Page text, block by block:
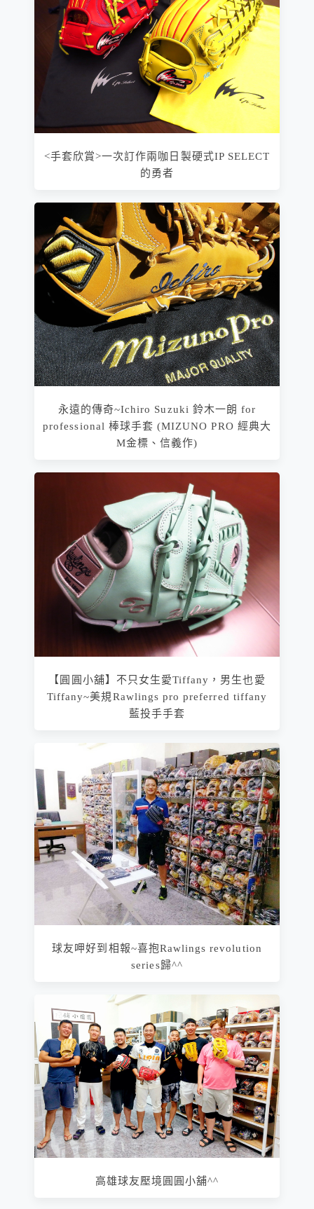
<手套欣賞>一次訂作兩咖日製硬式IP SELECT
的勇者
永遠的傳奇~Ichiro Suzuki 鈴木一朗 for
professional 棒球手套 (MIZUNO PRO 經典大
M金標、信義作)
【圓圓小舖】不只女生愛Tiffany，男生也愛
Tiffany~美規Rawlings pro preferred tiffany
藍投手手套
球友呷好到相報~喜抱Rawlings revolution
series歸^^
高雄球友壓境圓圓小舖^^